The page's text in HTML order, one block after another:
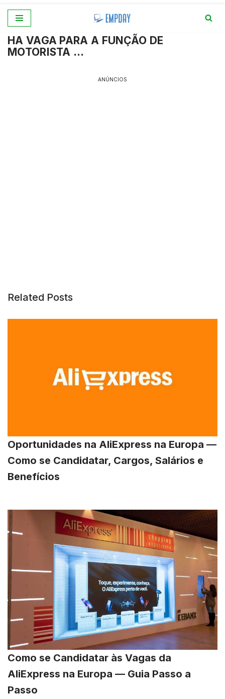
para
o
HA VAGA PARA A FUNÇÃO DE
MOTORISTA …
ANÚNCIOS
Related Posts
Oportunidades na AliExpress na Europa —
Como se Candidatar, Cargos, Salários e
Benefícios
Como se Candidatar às Vagas da
AliExpress na Europa — Guia Passo a
Passo